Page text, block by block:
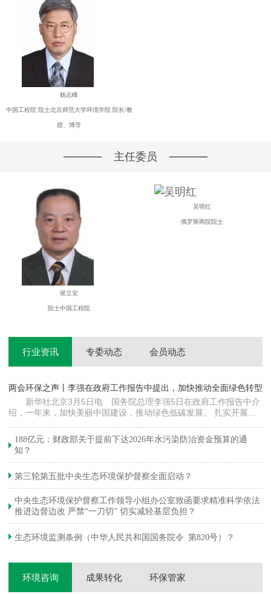
杨志峰
中国工程院 院士北京师范大学环境学院 院长/教
授、博导
主任委员
侯立安
院士中国工程院
吴明红
俄罗斯两院院士
行业资讯 专委动态 会员动态
两会环保之声丨李强在政府工作报告中提出，加快推动全面绿色转型
新华社北京3月5日电 国务院总理李强5日在政府工作报告中介
绍，一年来，加快美丽中国建设，推动绿色低碳发展。 扎实开展大
浓度下降…
188亿元：财政部关于提前下达2026年水污染防治资金预算的通
知？
第三轮第五批中央生态环境保护督察全面启动？
中央生态环境保护督察工作领导小组办公室致函要求精准科学依法
推进边督边改 严禁“一刀切” 切实减轻基层负担？
生态环境监测条例（中华人民共和国国务院令 第820号）？
环境咨询 成果转化 环保管家